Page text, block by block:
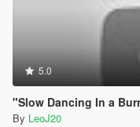
5.0
"Slow Dancing In a
By LeoJ20